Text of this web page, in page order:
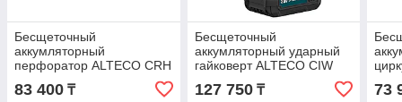
Бесщеточный
аккумляторный
перфоратор ALTECO CRH
18-20 LI BL
83 400 ₸
Бесщеточный
аккумляторный ударный
гайковерт ALTECO CIW
20-1000 LI BL
127 750₸ 73